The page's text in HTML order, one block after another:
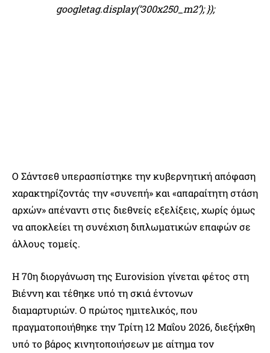
googletag.display(‘300x250_m2’); });
Ο Σάντσεθ υπερασπίστηκε την κυβερνητική απόφαση
χαρακτηρίζοντάς την «συνεπή» και «απαραίτητη στάση
αρχών» απέναντι στις διεθνείς εξελίξεις, χωρίς όμως
να αποκλείει τη συνέχιση διπλωματικών επαφών σε
άλλους τομείς.
Η 70η διοργάνωση της Eurovision γίνεται φέτος στη
Βιέννη και τέθηκε υπό τη σκιά έντονων
διαμαρτυριών. Ο πρώτος ημιτελικός, που
πραγματοποιήθηκε την Τρίτη 12 Μαΐου 2026, διεξήχθη
υπό το βάρος κινητοποιήσεων με αίτημα τον